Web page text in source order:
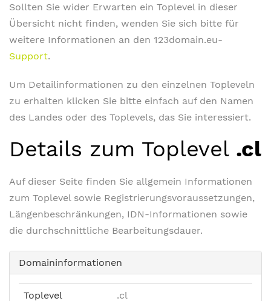
Sollten Sie wider Erwarten ein Toplevel in dieser
Übersicht nicht finden, wenden Sie sich bitte für
weitere Informationen an den 123domain.eu-
Support.
Um Detailinformationen zu den einzelnen Topleveln
zu erhalten klicken Sie bitte einfach auf den Namen
des Landes oder des Toplevels, das Sie interessiert.
Details zum Toplevel .cl
Auf dieser Seite finden Sie allgemein Informationen
zum Toplevel sowie Registrierungsvoraussetzungen,
Längenbeschränkungen, IDN-Informationen sowie
die durchschnittliche Bearbeitungsdauer.
Domaininformationen
Toplevel .cl